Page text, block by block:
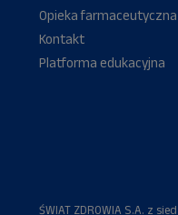
Opieka farmaceutyczna
Kontakt
Platforma edukacyjna
ŚWIAT ZDROWIA S.A. z